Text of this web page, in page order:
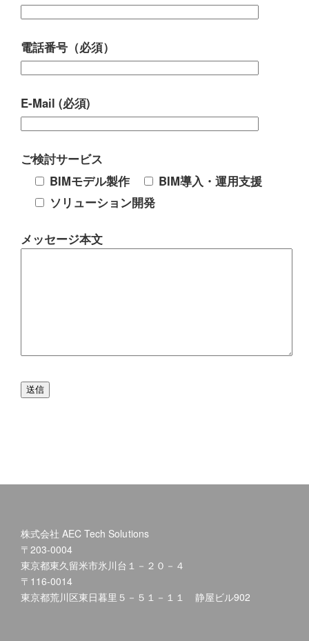
電話番号（必須）
E-Mail (必須)
ご検討サービス
BIMモデル製作
BIM導入・運用支援
ソリューション開発
メッセージ本文
株式会社 AEC Tech Solutions
〒203-0004
東京都東久留米市氷川台１－２０－４
〒116-0014
東京都荒川区東日暮里５－５１－１１ 静屋ビル902